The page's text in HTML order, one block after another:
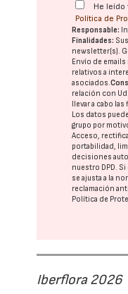
He
Política de
Responsable:
Finalidades:
newsletter(s).
Envío de
relativos a
asociados.
relación con
llevar a cabo
Los datos
grupo por
Acceso,
portabilidad,
decisiones
nuestro DPD .
se ajusta a la
reclamación
Política de
Iberflora 2026